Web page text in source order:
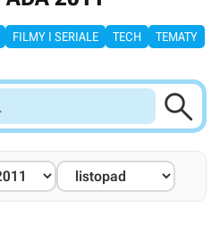
FILMY I SERIALE TECH TEMATY
